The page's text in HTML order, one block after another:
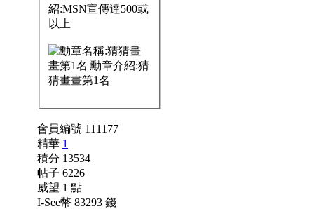
會員編號 111177
精華 1
積分 13534
帖子 6226
威望 1 點
I-See幣 83293 錢